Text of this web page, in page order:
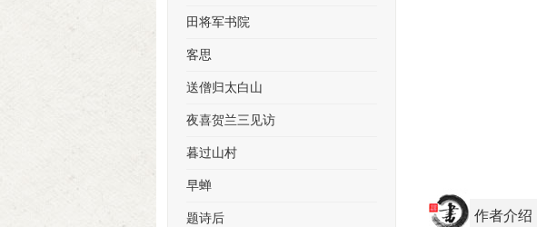
作者介绍
田将军书院
客思
送僧归太白山
夜喜贺兰三见访
暮过山村
早蝉
题诗后